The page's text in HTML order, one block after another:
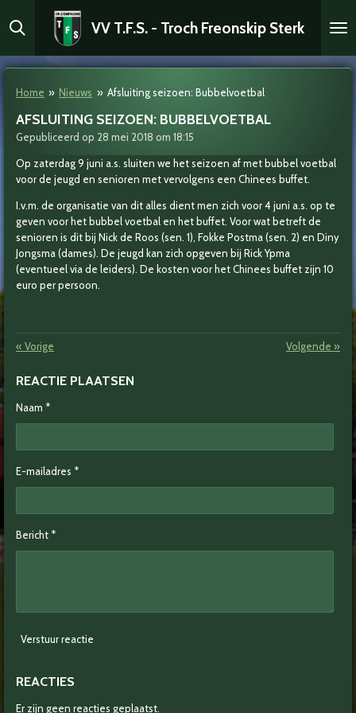
direct
de
VV T.F.S. - Troch Freonskip Sterk
Home » Nieuws » Afsluiting seizoen: Bubbelvoetbal
AFSLUITING SEIZOEN: BUBBELVOETBAL
Gepubliceerd op 28 mei 2018 om 18:15
Op zaterdag 9 juni a.s. sluiten we het seizoen af met bubbel voetbal
voor de jeugd en senioren met vervolgens een Chinees buffet.
I.v.m. de organisatie van dit alles dient men zich voor 4 juni a.s. op te
geven voor het bubbel voetbal en het buffet. Voor wat betreft de
senioren is dit bij Nick de Roos (sen. 1), Fokke Postma (sen. 2) en Diny
Jongsma (dames). De jeugd kan zich opgeven bij Rick Ypma
(eventueel via de leiders). De kosten voor het Chinees buffet zijn 10
euro per persoon.
« Vorige Volgende »
REACTIE PLAATSEN
Naam *
E-mailadres *
Bericht *
Verstuur reactie
REACTIES
Er zijn geen reacties geplaatst.